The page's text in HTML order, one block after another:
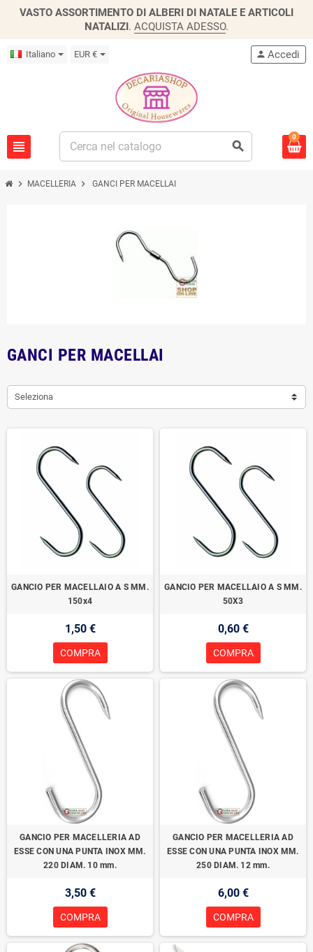
VASTO ASSORTIMENTO DI ALBERI DI NATALE E ARTICOLI
NATALIZI. ACQUISTA ADESSO.
Italiano EUR €
view_headline search
person Accedi
0
chevron_right MACELLERIA chevron_right GANCI PER MACELLAI
GANCI PER MACELLAI
Seleziona
GANCIO PER MACELLAIO A S MM.
150x4
1,50 €
COMPRA
GANCIO PER MACELLAIO A S MM.
50X3
0,60 €
COMPRA
GANCIO PER MACELLERIA AD
ESSE CON UNA PUNTA INOX MM.
220 DIAM. 10 mm.
3,50 €
COMPRA
GANCIO PER MACELLERIA AD
ESSE CON UNA PUNTA INOX MM.
250 DIAM. 12 mm.
6,00 €
COMPRA